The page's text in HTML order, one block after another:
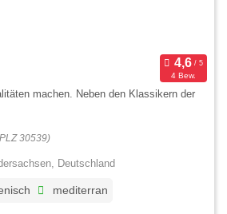
4 Bew.
machen. Neben den Klassikern der
30539)
Deutschland
mediterran